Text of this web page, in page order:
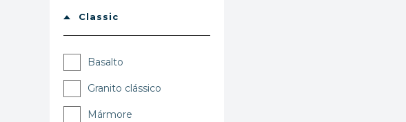
Classic
Basalto
Granito clássico
Mármore